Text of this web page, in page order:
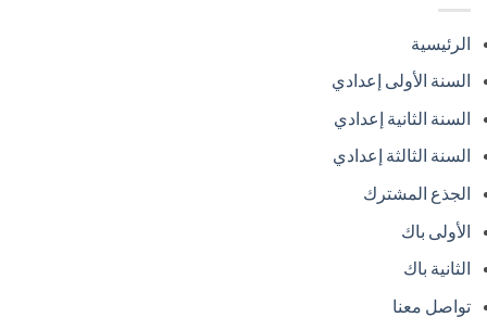
الرئيسية
السنة الأولى إعدادي
السنة الثانية إعدادي
السنة الثالثة إعدادي
الجذع المشترك
الأولى باك
الثانية باك
تواصل معنا